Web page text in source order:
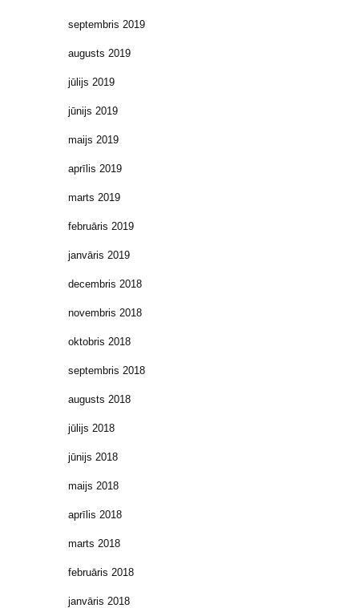
septembris 2019
augusts 2019
jūlijs 2019
jūnijs 2019
maijs 2019
aprīlis 2019
marts 2019
februāris 2019
janvāris 2019
decembris 2018
novembris 2018
oktobris 2018
septembris 2018
augusts 2018
jūlijs 2018
jūnijs 2018
maijs 2018
aprīlis 2018
marts 2018
februāris 2018
janvāris 2018